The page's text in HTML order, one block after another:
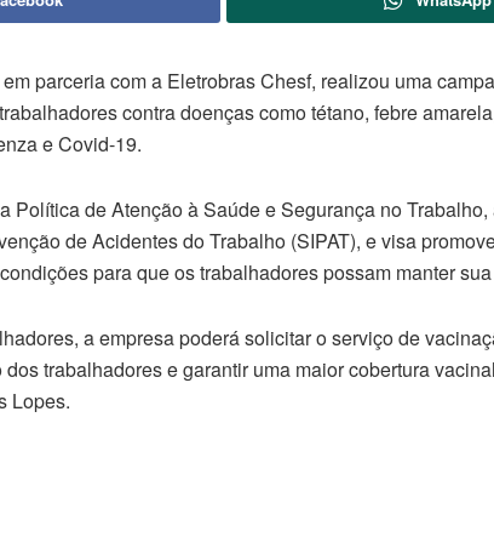
parceria com a Eletrobras Chesf, realizou uma
contra doenças como tétano, febre
e Covid-19.
Política de Atenção à Saúde e Segurança no
de Acidentes do Trabalho (SIPAT), e visa
para que os trabalhadores possam manter
a empresa poderá solicitar o serviço de
trabalhadores e garantir uma maior cobertura
Lopes.